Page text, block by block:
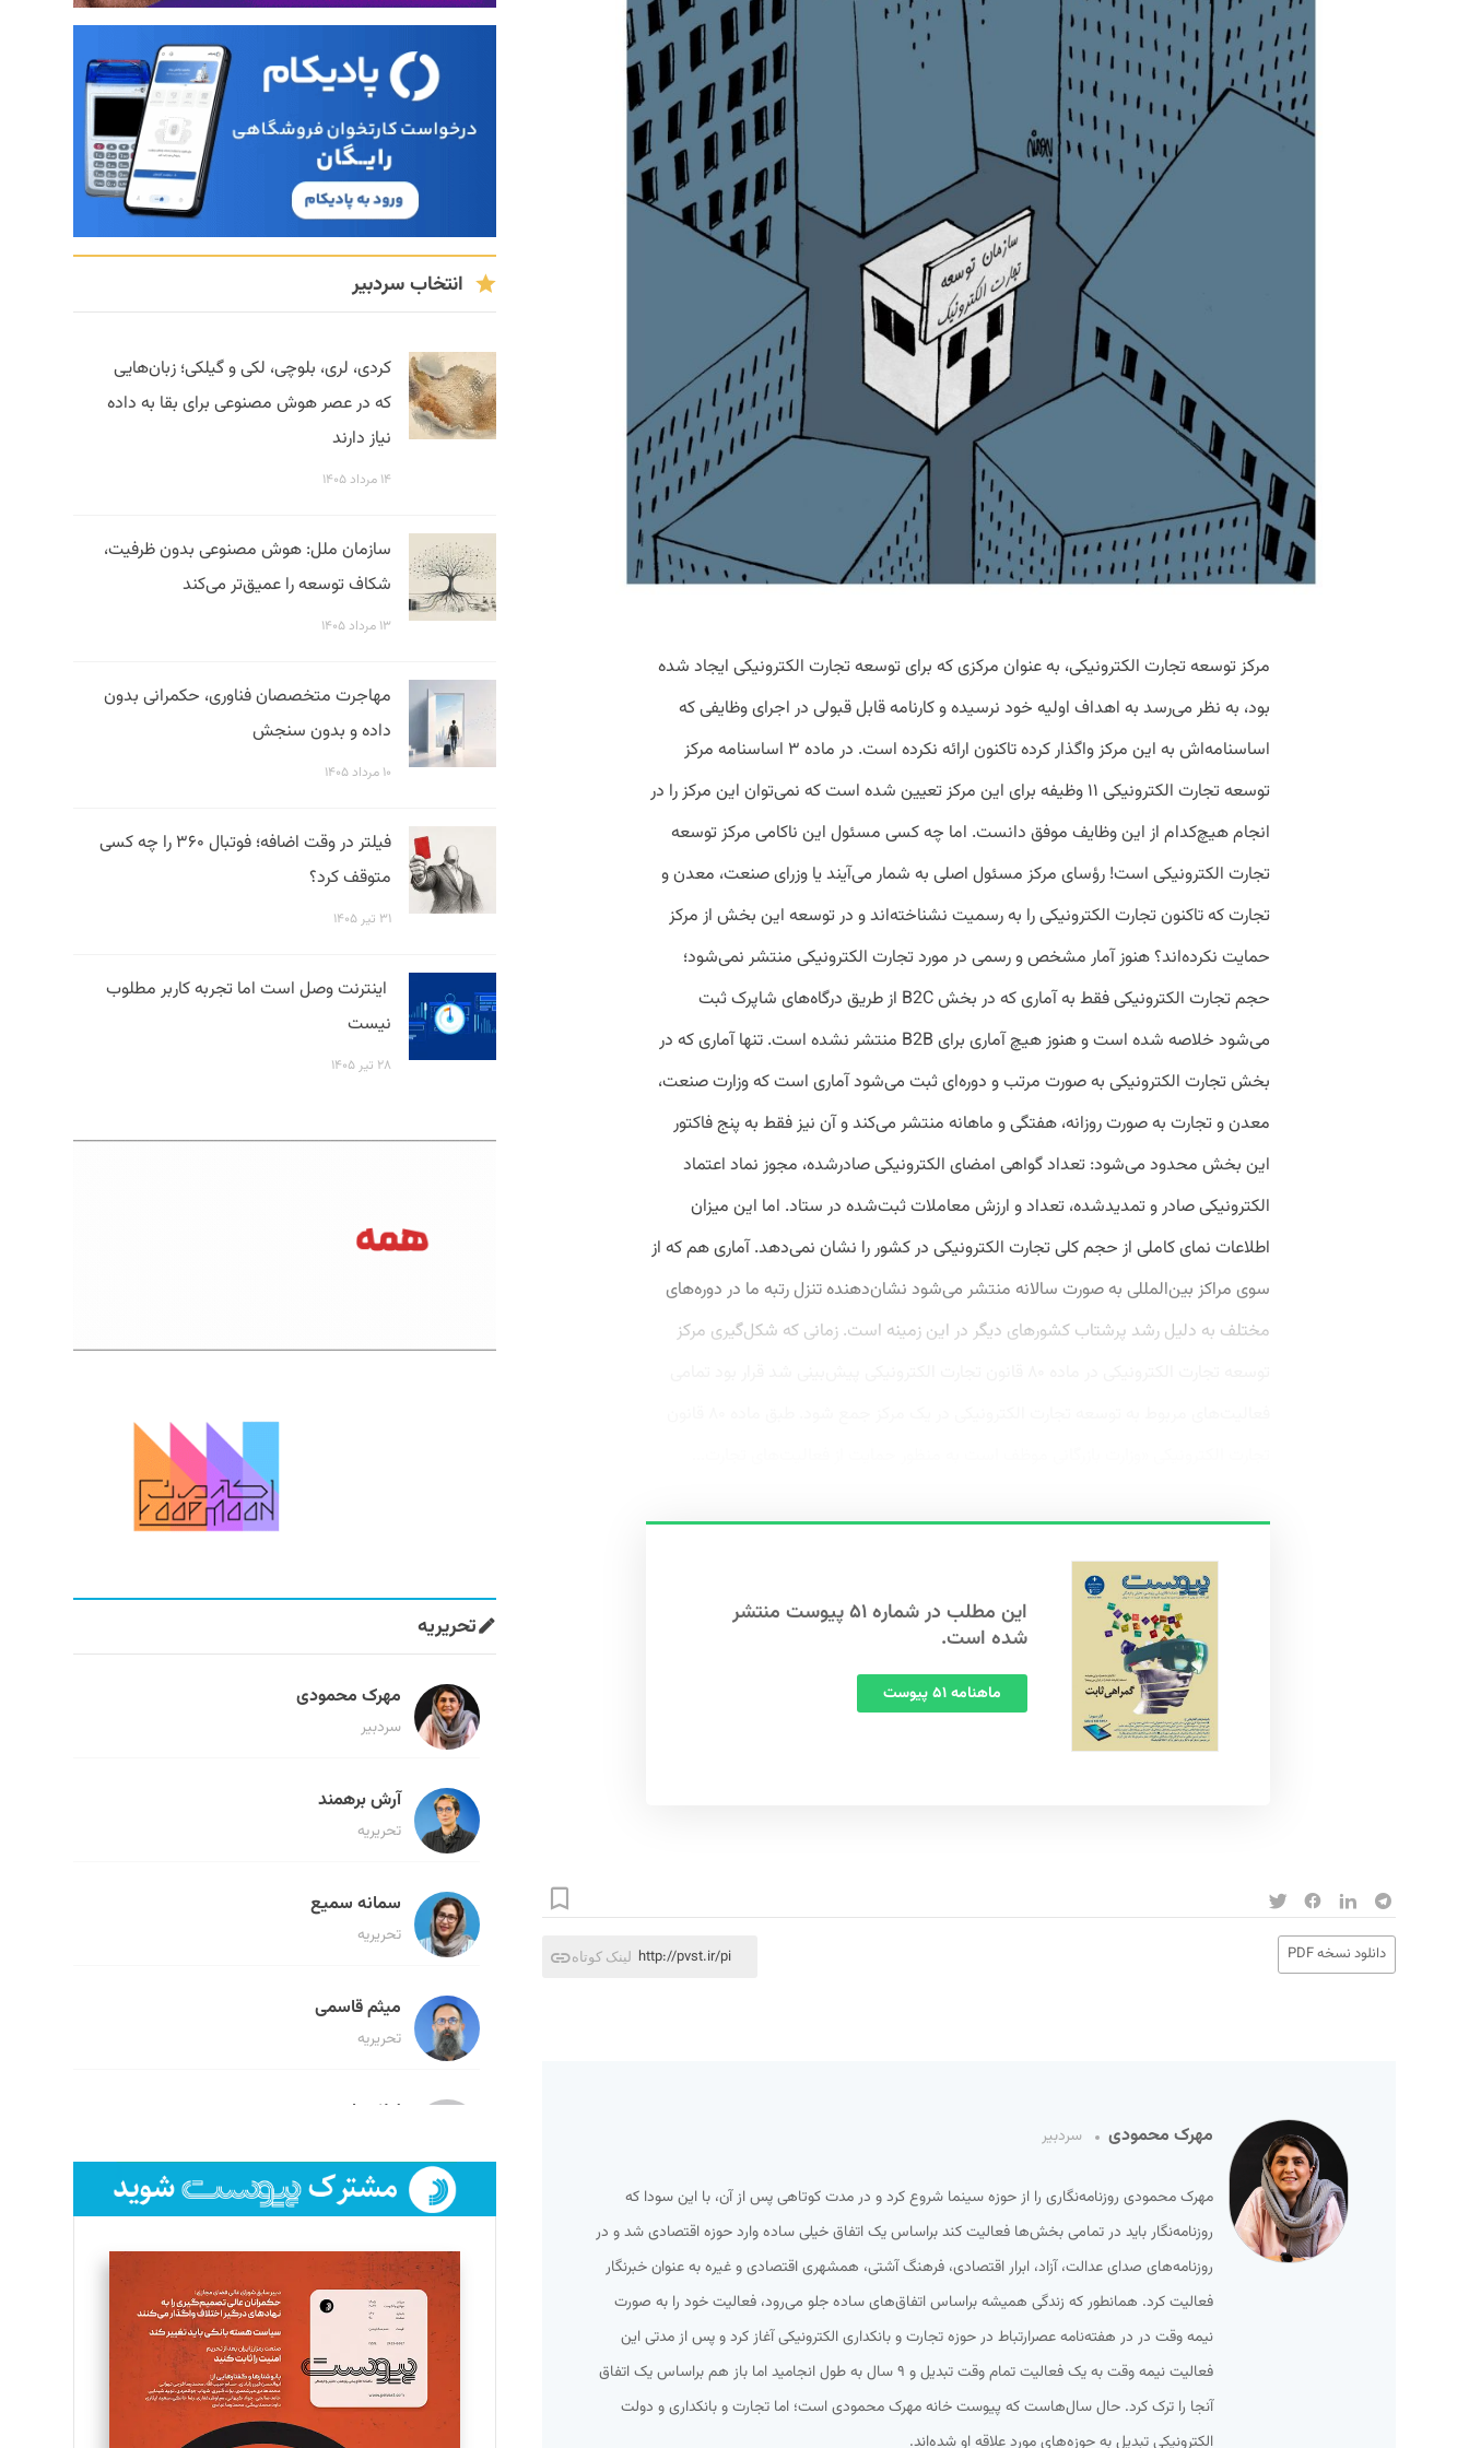
مرکز توسعه تجارت الکترونیکی، به عنوان مرکزی که برای توسعه تجارت الکترونیکی ایجاد شده
بود، به نظر می‌رسد به اهداف اولیه خود نرسیده و کارنامه قابل قبولی در اجرای وظایفی که
اساسنامه‌اش به این مرکز واگذار کرده تاکنون ارائه نکرده ‌است. در ماده ۳ اساسنامه مرکز
توسعه تجارت الکترونیکی ۱۱ وظیفه برای این مرکز تعیین شده است که نمی‌توان این مرکز را در
انجام هیچ‌کدام از این وظایف موفق دانست. اما چه کسی مسئول این ناکامی مرکز توسعه
تجارت ‌الکترونیکی است! رؤسای مرکز مسئول اصلی به شمار می‌آیند یا وزرای صنعت، معدن و
تجارت که تاکنون تجارت ‌الکترونیکی را به رسمیت نشناخته‌اند و در توسعه این بخش از مرکز
حمایت نکرده‌اند؟ هنوز آمار مشخص و رسمی در مورد تجارت‌ الکترونیکی منتشر نمی‌شود؛
حجم تجارت الکترونیکی فقط به آماری که در بخش B2C از طریق درگاه‌های شاپرک ثبت
می‌شود خلاصه شده است و هنوز هیچ آماری برای B2B منتشر نشده است. تنها آماری که در
بخش تجارت الکترونیکی به صورت مرتب و دوره‌ای ثبت می‌شود آماری است که وزارت صنعت،
معدن و تجارت به صورت روزانه، هفتگی و ماهانه منتشر می‌کند و آن نیز فقط به پنج فاکتور
این بخش محدود می‌شود: تعداد گواهی امضای الکترونیکی صادرشده، مجوز نماد اعتماد
الکترونیکی صادر و تمدیدشده، تعداد و ارزش معاملات ثبت‌شده در ستاد. اما این میزان
اطلاعات نمای کاملی از حجم کلی تجارت الکترونیکی در کشور را نشان نمی‌دهد. آماری هم که از
سوی مراکز بین‌المللی به صورت سالانه منتشر می‌شود نشان‌دهنده تنزل رتبه ما در دوره‌های
مختلف به دلیل رشد پرشتاب کشورهای دیگر در این زمینه است. زمانی که شکل‌گیری مرکز
این مطلب در شماره ۵۱ پیوست منتشر
شده است.
ماهنامه ۵۱ پیوست
دانلود نسخه PDF لینک کوتاه http://pvst.ir/pi
مهرک محمودی سردبیر
مهرک محمودی روزنامه‌نگاری را از حوزه سینما شروع کرد و در مدت کوتاهی پس از آن، با این سودا که
روزنامه‌نگار باید در تمامی بخش‌ها فعالیت کند براساس یک اتفاق خیلی ساده وارد حوزه اقتصادی شد و در
روزنامه‌های صدای عدالت، آزاد، ابرار اقتصادی، فرهنگ آشتی، همشهری اقتصادی و غیره به عنوان خبرنگار
فعالیت کرد. همانطور که زندگی همیشه براساس اتفاق‌های ساده جلو می‌رود، فعالیت خود را به صورت
نیمه وقت در در هفته‌نامه عصرارتباط در حوزه تجارت و بانکداری الکترونیکی آغاز کرد و پس از مدتی این
فعالیت نیمه وقت به یک فعالیت تمام وقت تبدیل و ۹ سال به طول انجامید اما باز هم براساس یک اتفاق
آنجا را ترک کرد. حال سال‌هاست که پیوست خانه مهرک محمودی است؛ اما تجارت و بانکداری و دولت
الکترونیکی تبدیل به حوزه‌های مورد علاقه او شده‌اند.
انتخاب سردبیر
کردی، لری، بلوچی، لکی و گیلکی؛ زبان‌هایی
که در عصر هوش مصنوعی برای بقا به داده
نیاز دارند
۱۴ مرداد ۱۴۰۵
سازمان ملل: هوش مصنوعی بدون ظرفیت،
شکاف توسعه را عمیق‌تر می‌کند
۱۳ مرداد ۱۴۰۵
مهاجرت متخصصان فناوری، حکمرانی بدون
داده و بدون سنجش
۱۰ مرداد ۱۴۰۵
فیلتر در وقت اضافه؛ فوتبال ۳۶۰ را چه کسی
متوقف کرد؟
۳۱ تیر ۱۴۰۵
اینترنت وصل است اما تجربه کاربر مطلوب
نیست
۲۸ تیر ۱۴۰۵
تحریریه
مهرک محمودی
سردبیر
آرش برهمند
تحریریه
سمانه سمیع
تحریریه
میثم قاسمی
تحریریه
لیلا حنارود
فائزه فتحی رستمی
تحریریه
سروش کرمیان
تحریریه
مینا پاکدل